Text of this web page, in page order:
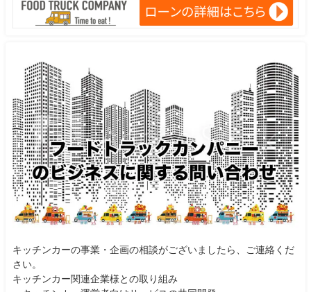
キッチンカーの事業・企画の相談がございましたら、ご連絡くだ
さい。
キッチンカー関連企業様との取り組み